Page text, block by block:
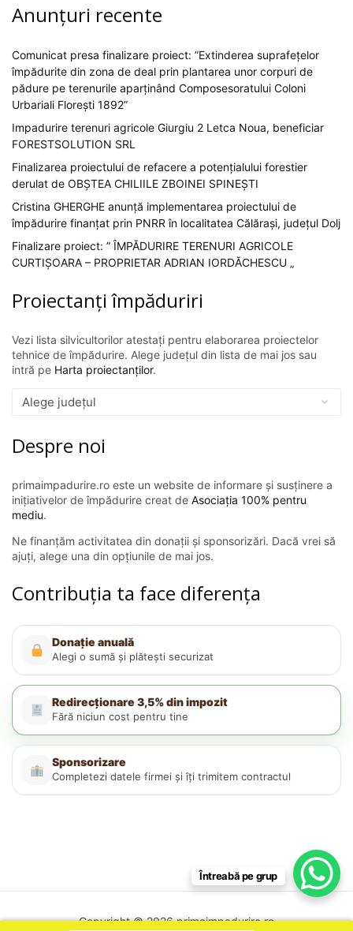
Anunțuri recente
Comunicat presa finalizare proiect: ”Extinderea suprafețelor
împădurite din zona de deal prin plantarea unor corpuri de
pădure pe terenurile aparținând Composesoratului Coloni
Urbariali Florești 1892”
Impadurire terenuri agricole Giurgiu 2 Letca Noua, beneficiar
FORESTSOLUTION SRL
Finalizarea proiectului de refacere a potențialului forestier
derulat de OBȘTEA CHILIILE ZBOINEI SPINEȘTI
Cristina GHERGHE anunță implementarea proiectului de
împădurire finanțat prin PNRR în localitatea Călărași, județul Dolj
Finalizare proiect: ” ÎMPĂDURIRE TERENURI AGRICOLE
CURTIȘOARA – PROPRIETAR ADRIAN IORDĂCHESCU „
Proiectanți împăduriri
Vezi lista silvicultorilor atestați pentru elaborarea proiectelor
tehnice de împădurire. Alege județul din lista de mai jos sau
intră pe Harta proiectanților.
Despre noi
primaimpadurire.ro este un website de informare și susținere a
inițiativelor de împădurire creat de Asociația 100% pentru
mediu.
Ne finanțăm activitatea din donații și sponsorizări. Dacă vrei să
ajuți, alege una din opțiunile de mai jos.
Contribuția ta face diferența
Donație anuală
Alegi o sumă și plătești securizat
Redirecționare 3,5% din impozit
Fără niciun cost pentru tine
Sponsorizare
Completezi datele firmei și îți trimitem contractul
Copyright © 2026 primaimpadurire.ro
Întreabă pe grup